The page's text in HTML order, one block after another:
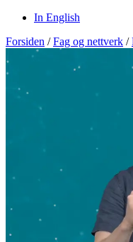
In English
Forsiden / Fag og nettverk /